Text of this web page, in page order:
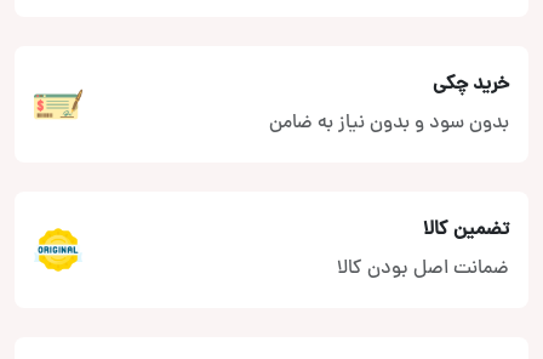
خرید چکی
بدون سود و بدون نیاز به ضامن
تضمین کالا
ضمانت اصل بودن کالا